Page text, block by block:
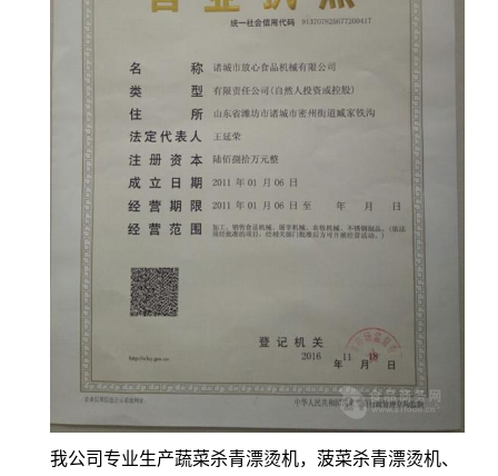
我公司专业生产蔬菜杀青漂烫机，菠菜杀青漂烫机、